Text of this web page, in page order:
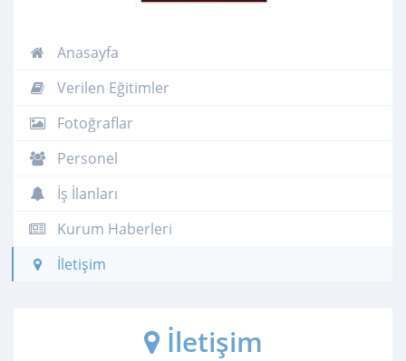
Anasayfa
Verilen Eğitimler
Fotoğraflar
Personel
İş İlanları
Kurum Haberleri
İletişim
İletişim